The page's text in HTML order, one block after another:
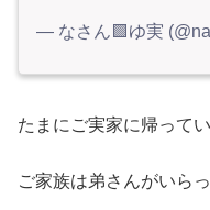
— なさん🟩ゆ実
たまにご実家に帰って
ご家族は弟さんがいら